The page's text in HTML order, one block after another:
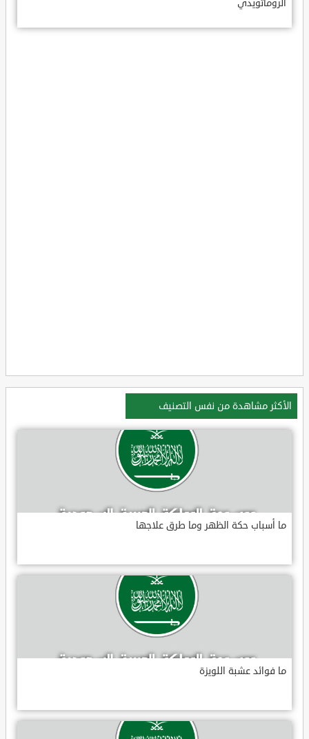
الروماتويدي
الأكثر مشاهدة من نفس التصنيف
ما أسباب حكة الظهر وما طرق علاجها
ما فوائد عشبة اللويزة